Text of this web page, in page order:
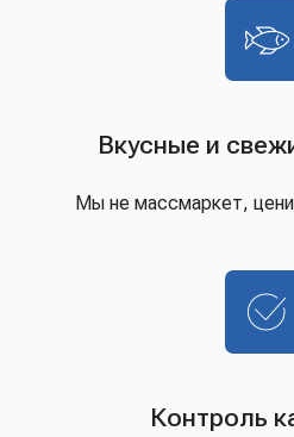
Вкусные и
Мы не массмаркет,
Контроль